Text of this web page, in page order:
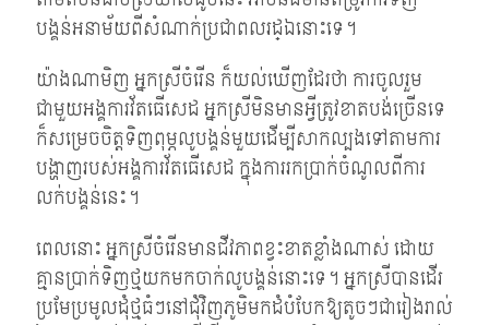
បង្គន់អនាម័យពីសំណាក់ប្រជាពលរដ្ឯនោះទេ។
យ៉ាងណាមិញ អ្នកស្រីចំរើន ក៏យល់ឃើញដែរថា ការចូលរួម
ជាមួយអង្គការវ័តធើសេដ អ្នកស្រីមិនមានអ្វីត្រូវខាតបង់ច្រើនទេ
ក៏សម្រេចចិត្តទិញពុម្ភលូបង្គន់មួយដើម្បីសាកល្បងទៅតាមការ
បង្ហាញរបស់អង្គការវ័តធើសេដ ក្នុងការរកប្រាក់ចំណូលពីការ
លក់បង្គន់នេះ។
ពេលនោះ អ្នកស្រីចំរើនមានជីវភាពខ្វះខាតខ្លាំងណាស់ ដោយ
គ្មានប្រាក់ទិញថ្មយកមកចាក់លូបង្គន់នោះទេ។ អ្នកស្រីបានដើរ
ប្រមែប្រមូលដុំថ្មធំៗនៅជុំវិញភូមិមកដំបំបែកឱ្យតូចៗជារៀងរាល់